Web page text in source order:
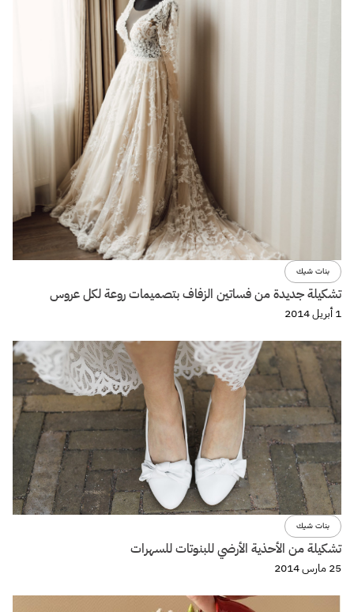
بنات شيك
تشكيلة جديدة من فساتين الزفاف بتصميمات روعة لكل عروس
1 أبريل 2014
بنات شيك
تشكيلة من الأحذية الأرضي للبنوتات للسهرات
25 مارس 2014